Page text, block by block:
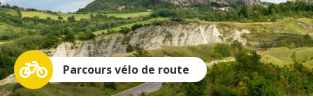
Parcours vélo de route